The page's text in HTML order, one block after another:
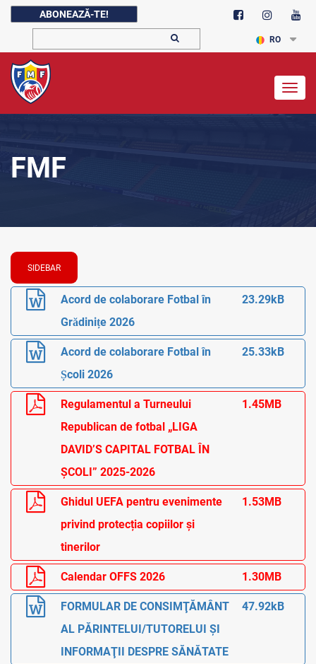
ABONEAZĂ-TE!
RO
FMF
SIDEBAR
Acord de colaborare Fotbal în
Grădinițe 2026
23.29kB
Acord de colaborare Fotbal în
Școli 2026
25.33kB
Regulamentul a Turneului
Republican de fotbal „LIGA
DAVID’S CAPITAL FOTBAL ÎN
ȘCOLI” 2025-2026
1.45MB
Ghidul UEFA pentru evenimente
privind protecția copiilor și
tinerilor
1.53MB
Calendar OFFS 2026 1.30MB
FORMULAR DE CONSIMŢĂMÂNT
AL PĂRINTELUI/TUTORELUI ŞI
INFORMAŢII DESPRE SĂNĂTATE
47.92kB